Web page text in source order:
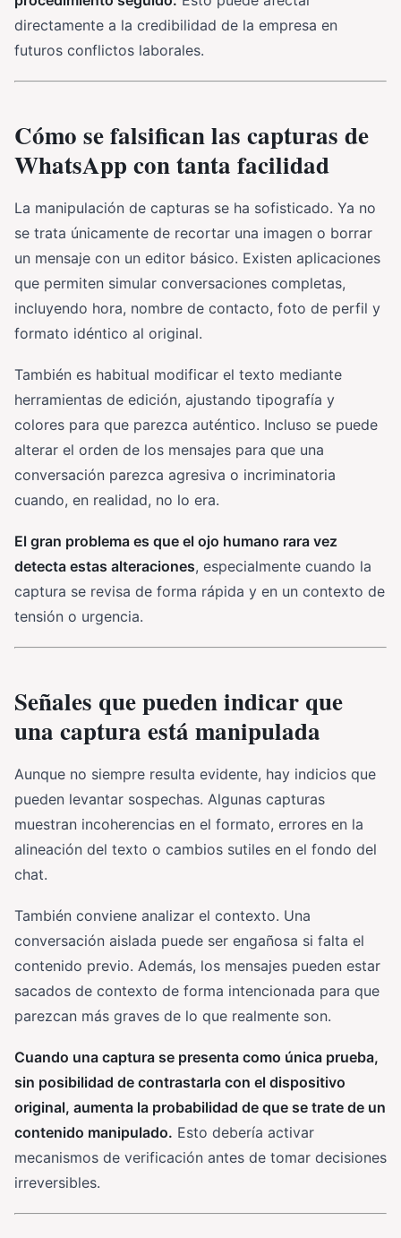
directamente a la credibilidad de la empresa en
futuros conflictos laborales.
Cómo se falsifican las capturas de
WhatsApp con tanta facilidad
La manipulación de capturas se ha sofisticado. Ya no
se trata únicamente de recortar una imagen o borrar
un mensaje con un editor básico. Existen aplicaciones
que permiten simular conversaciones completas,
incluyendo hora, nombre de contacto, foto de perfil y
formato idéntico al original.
También es habitual modificar el texto mediante
herramientas de edición, ajustando tipografía y
colores para que parezca auténtico. Incluso se puede
alterar el orden de los mensajes para que una
conversación parezca agresiva o incriminatoria
cuando, en realidad, no lo era.
El gran problema es que el ojo humano rara vez
detecta estas alteraciones, especialmente cuando la
captura se revisa de forma rápida y en un contexto de
tensión o urgencia.
Señales que pueden indicar que
una captura está manipulada
Aunque no siempre resulta evidente, hay indicios que
pueden levantar sospechas. Algunas capturas
muestran incoherencias en el formato, errores en la
alineación del texto o cambios sutiles en el fondo del
chat.
También conviene analizar el contexto. Una
conversación aislada puede ser engañosa si falta el
contenido previo. Además, los mensajes pueden estar
sacados de contexto de forma intencionada para que
parezcan más graves de lo que realmente son.
Cuando una captura se presenta como única prueba,
sin posibilidad de contrastarla con el dispositivo
original, aumenta la probabilidad de que se trate de un
contenido manipulado. Esto debería activar
mecanismos de verificación antes de tomar decisiones
irreversibles.